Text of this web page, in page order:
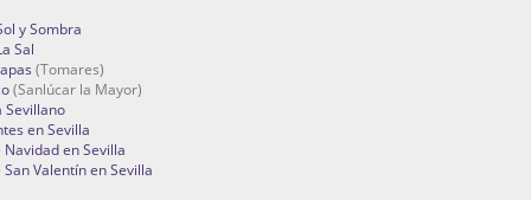
y Sombra
Sal
(Tomares)
(Sanlúcar la Mayor)
Sevillano
en Sevilla
Navidad en Sevilla
Valentín en Sevilla